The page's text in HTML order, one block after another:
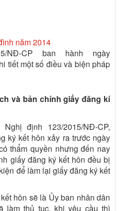
năm 2014
NĐ-CP ban hành ngày
tiết một số điều và biện pháp
và bản chính giấy đăng kí
định 123/2015/NĐ-CP,
ký kết hôn xảy ra trước ngày
thẩm quyền nhưng đến nay
giấy đăng ký kết hôn đều bị
để làm lại giấy đăng ký kết
hôn sẽ là Ủy ban nhân dân
làm thủ tục, khi yêu cầu thì